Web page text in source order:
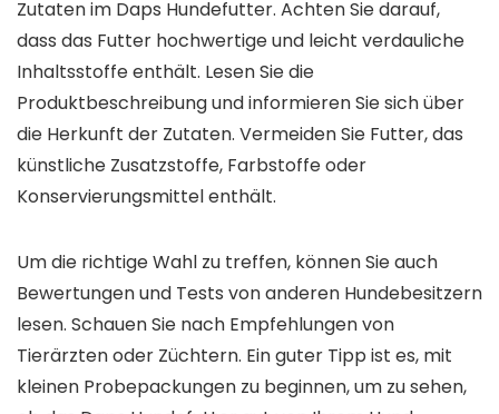
Zutaten im Daps Hundefutter. Achten Sie darauf,
dass das Futter hochwertige und leicht verdauliche
Inhaltsstoffe enthält. Lesen Sie die
Produktbeschreibung und informieren Sie sich über
die Herkunft der Zutaten. Vermeiden Sie Futter, das
künstliche Zusatzstoffe, Farbstoffe oder
Konservierungsmittel enthält.
Um die richtige Wahl zu treffen, können Sie auch
Bewertungen und Tests von anderen Hundebesitzern
lesen. Schauen Sie nach Empfehlungen von
Tierärzten oder Züchtern. Ein guter Tipp ist es, mit
kleinen Probepackungen zu beginnen, um zu sehen,